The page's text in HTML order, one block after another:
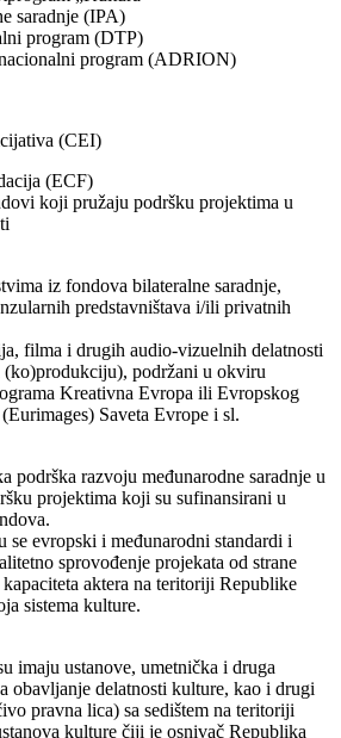
saradnje (IPA)
program (DTP)
program (ADRION)
(CEI)
(ECF)
koji pružaju podršku projektima u
iz fondova bilateralne saradnje,
predstavništava i/ili privatnih
filma i drugih audio-vizuelnih delatnosti
podržani u okviru
Kreativna Evropa ili Evropskog
Saveta Evrope i sl.
podrška razvoju međunarodne saradnje u
projektima koji su sufinansirani u
se evropski i međunarodni standardi i
sprovođenje projekata od strane
aktera na teritoriji Republike
sistema kulture.
imaju ustanove, umetnička i druga
obavljanje delatnosti kulture, kao i drugi
pravna lica) sa sedištem na teritoriji
kulture čiji je osnivač Republika